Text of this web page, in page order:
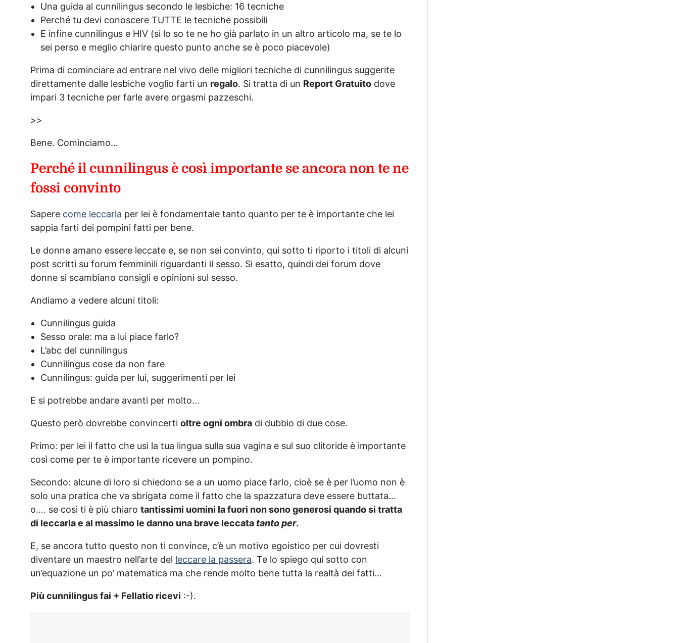
Una guida al cunnilingus secondo le lesbiche: 16 tecniche
Perché tu devi conoscere TUTTE le tecniche possibili
E infine cunnilingus e HIV (si lo so te ne ho già parlato in un altro articolo ma, se te lo
sei perso e meglio chiarire questo punto anche se è poco piacevole)
Prima di cominciare ad entrare nel vivo delle migliori tecniche di cunnilingus suggerite
direttamente dalle lesbiche voglio farti un regalo. Si tratta di un Report Gratuito dove
impari 3 tecniche per farle avere orgasmi pazzeschi.
>>
Bene. Cominciamo…
Perché il cunnilingus è così importante se ancora non te ne
fossi convinto
Sapere come leccarla per lei è fondamentale tanto quanto per te è importante che lei
sappia farti dei pompini fatti per bene.
Le donne amano essere leccate e, se non sei convinto, qui sotto ti riporto i titoli di alcuni
post scritti su forum femminili riguardanti il sesso. Si esatto, quindi dei forum dove
donne si scambiano consigli e opinioni sul sesso.
Andiamo a vedere alcuni titoli:
Cunnilingus guida
Sesso orale: ma a lui piace farlo?
L’abc del cunnilingus
Cunnilingus cose da non fare
Cunnilingus: guida per lui, suggerimenti per lei
E si potrebbe andare avanti per molto…
Questo però dovrebbe convincertioltre ogni ombra di dubbio di due cose.
Primo: per lei il fatto che usi la tua lingua sulla sua vagina e sul suo clitoride è importante
così come per te è importante ricevere un pompino.
Secondo: alcune di loro si chiedono se a un uomo piace farlo, cioè se è per l’uomo non è
solo una pratica che va sbrigata come il fatto che la spazzatura deve essere buttata…
o…. se così ti è più chiarotantissimi uomini la fuori non sono generosi quando si tratta
di leccarla e al massimo le danno una brave leccata tanto per.
E, se ancora tutto questo non ti convince, c’è un motivo egoistico per cui dovresti
diventare un maestro nell’arte del leccare la passera. Te lo spiego qui sotto con
un’equazione un po’ matematica ma che rende molto bene tutta la realtà dei fatti…
Più cunnilingus fai + Fellatio ricevi :-).